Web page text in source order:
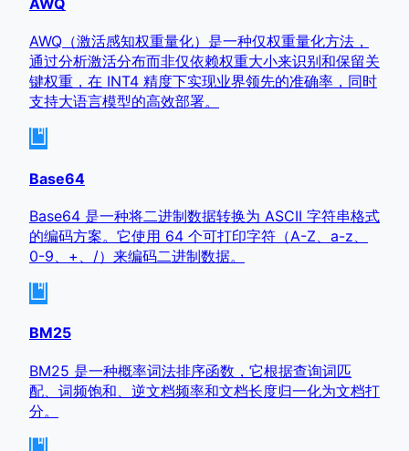
AWQ
AWQ（激活感知权重量化）是一种仅权重量化方法，
通过分析激活分布而非仅依赖权重大小来识别和保留关
键权重，在 INT4 精度下实现业界领先的准确率，同时
支持大语言模型的高效部署。
Base64
Base64 是一种将二进制数据转换为 ASCII 字符串格式
的编码方案。它使用 64 个可打印字符（A-Z、a-z、
0-9、+、/）来编码二进制数据。
BM25
BM25 是一种概率词法排序函数，它根据查询词匹
配、词频饱和、逆文档频率和文档长度归一化为文档打
分。